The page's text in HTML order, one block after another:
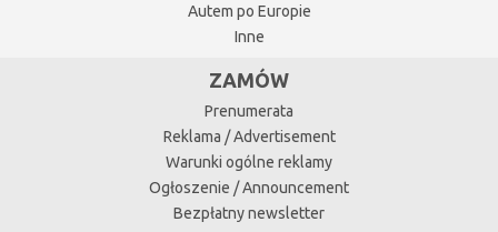
Autem po Europie
Inne
ZAMÓW
Prenumerata
Reklama / Advertisement
Warunki ogólne reklamy
Ogłoszenie / Announcement
Bezpłatny newsletter